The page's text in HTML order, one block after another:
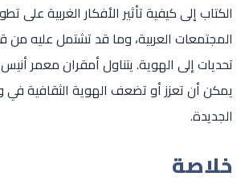
الكتاب إلى كيفية تأثير الأفكار الغربية على
المجتمعات العربية، وما قد تشتمل عليه
تحديات إلى الهوية. يتناول أمقران معمر أنيس
يمكن أن تعزز أو تضعف الهوية الثقافية
الجديدة.
خلاصة